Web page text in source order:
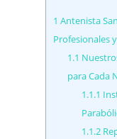
1 Antenista
Profesionales
1.1
para Cada
1.1.1
1.1.2